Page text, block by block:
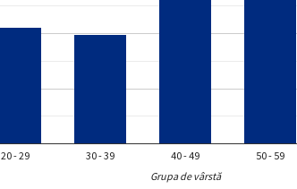
20 - 29 30 - 39 40 - 49 50 - 59
Grupa de vârstă